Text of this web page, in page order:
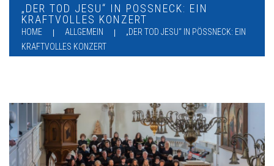
„DER TOD JESU“ IN PÖSSNECK: EIN K
RAFTVOLLES KONZERT
HOME ALLGEMEIN
„DER TOD JESU“ IN PÖSSNECK: EIN K
RAFTVOLLES KONZERT